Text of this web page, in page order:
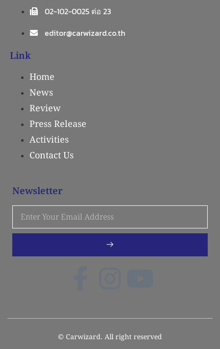
02-102-0025 ต่อ 23
editor@carwizard.co.th
Link
Home
News
Review
Press Release
Activities
Contact Us
Newsletter
© Carwizard. All right reserved